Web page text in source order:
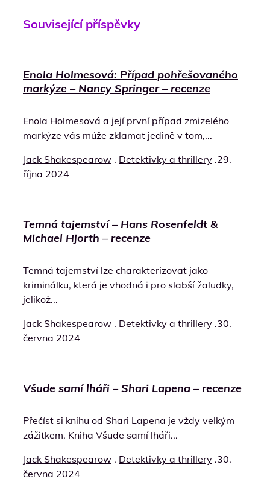
Související příspěvky
Enola Holmesová: Případ pohřešovaného
markýze – Nancy Springer – recenze
Enola Holmesová a její první případ zmizelého
markýze vás může zklamat jedině v tom,...
Jack Shakespearow . Detektivky a thrillery .29.
října 2024
Temná tajemství – Hans Rosenfeldt &
Michael Hjorth – recenze
Temná tajemství lze charakterizovat jako
kriminálku, která je vhodná i pro slabší žaludky,
jelikož...
Jack Shakespearow . Detektivky a thrillery .30.
června 2024
Všude samí lháři – Shari Lapena – recenze
Přečíst si knihu od Shari Lapena je vždy velkým
zážitkem. Kniha Všude samí lháři...
Jack Shakespearow . Detektivky a thrillery .30.
června 2024